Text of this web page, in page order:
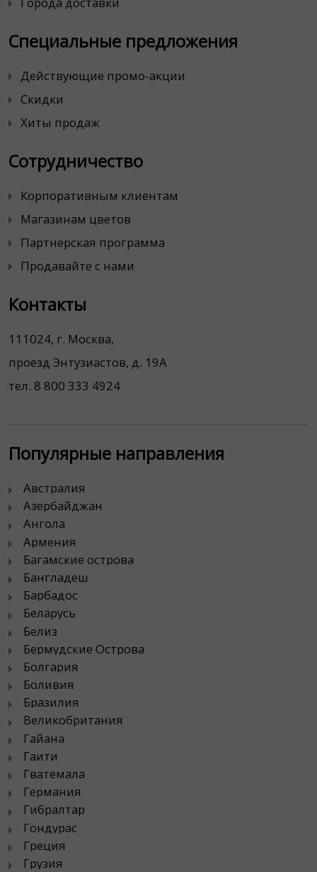
Специальные предложения
Действующие промо-акции
Скидки
Хиты продаж
Сотрудничество
Корпоративным клиентам
Магазинам цветов
Партнерская программа
Продавайте с нами
Контакты
111024, г. Москва,
проезд Энтузиастов, д. 19А
тел. 8 800 333 4924
Популярные направления
Австралия
Азербайджан
Ангола
Армения
Багамские острова
Бангладеш
Барбадос
Беларусь
Белиз
Бермудские Острова
Болгария
Боливия
Бразилия
Великобритания
Гайана
Гаити
Гватемала
Германия
Гибралтар
Гондурас
Греция
Грузия